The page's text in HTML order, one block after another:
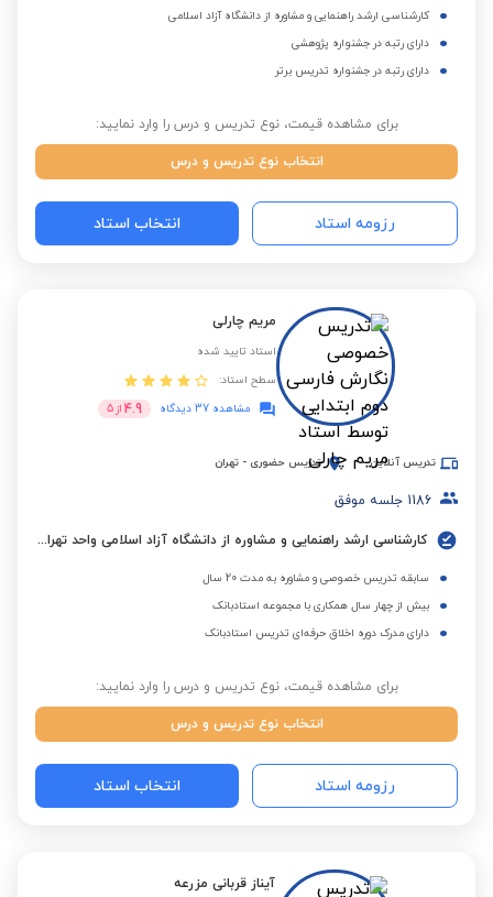
کارشناسی ارشد راهنمایی و مشاوره از دانشگاه آزاد اسلامی
دارای رتبه در جشنواره پژوهشی
دارای رتبه در جشنواره تدریس برتر
برای مشاهده قیمت، نوع تدریس و درس را وارد نمایید:
انتخاب نوع تدریس و درس
رزومه استاد انتخاب استاد
مریم چارلی
استاد تایید شده
سطح استاد:
مشاهده 37 دیدگاه
4.9 از 5
تدریس آنلاین تدریس حضوری - تهران
1186 جلسه موفق
کارشناسی ارشد راهنمایی و مشاوره از دانشگاه آزاد اسلامی واحد تهران مرکزی
سابقه تدریس خصوصی و مشاوره به مدت 20 سال
بیش از چهار سال همکاری با مجموعه استادبانک
دارای مدرک دوره اخلاق حرفه‌ای تدریس استادبانک
برای مشاهده قیمت، نوع تدریس و درس را وارد نمایید:
انتخاب نوع تدریس و درس
رزومه استاد انتخاب استاد
آیناز قربانی مزرعه